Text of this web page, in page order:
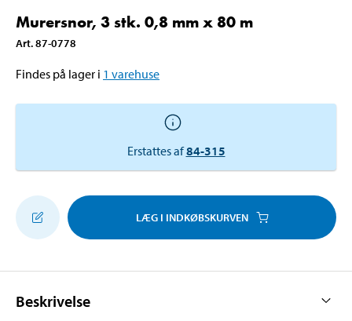
Murersnor, 3 stk. 0,8 mm x 80 m
Art.87-0778
Findes på lager i 1 varehuse
Erstattes af84-315
LÆG I INDKØBSKURVEN
Beskrivelse